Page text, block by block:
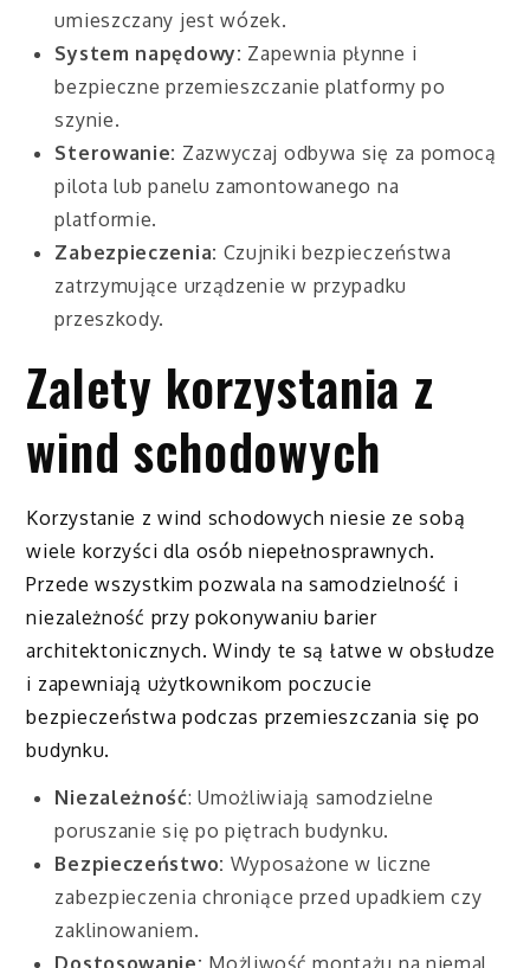
umieszczany jest wózek.
System napędowy: Zapewnia płynne i
bezpieczne przemieszczanie platformy po
szynie.
Sterowanie: Zazwyczaj odbywa się za pomocą
pilota lub panelu zamontowanego na
platformie.
Zabezpieczenia: Czujniki bezpieczeństwa
zatrzymujące urządzenie w przypadku
przeszkody.
Zalety korzystania z
wind schodowych
Korzystanie z wind schodowych niesie ze sobą
wiele korzyści dla osób niepełnosprawnych.
Przede wszystkim pozwala na samodzielność i
niezależność przy pokonywaniu barier
architektonicznych. Windy te są łatwe w obsłudze
i zapewniają użytkownikom poczucie
bezpieczeństwa podczas przemieszczania się po
budynku.
Niezależność: Umożliwiają samodzielne
poruszanie się po piętrach budynku.
Bezpieczeństwo: Wyposażone w liczne
zabezpieczenia chroniące przed upadkiem czy
zaklinowaniem.